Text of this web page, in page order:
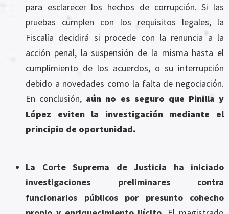
para esclarecer los hechos de corrupción. Si las
pruebas cumplen con los requisitos legales, la
Fiscalía decidirá si procede con la renuncia a la
acción penal, la suspensión de la misma hasta el
cumplimiento de los acuerdos, o su interrupción
debido a novedades como la falta de negociación.
En conclusión, aún no es seguro que Pinilla y
López eviten la investigación mediante el
principio de oportunidad.
La Corte Suprema de Justicia ha iniciado
investigaciones preliminares contra
funcionarios públicos por presunto cohecho